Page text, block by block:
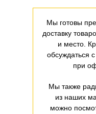
Мы готовы
доставку
и место.
обсуждаться
при
Мы также
из наших
можно